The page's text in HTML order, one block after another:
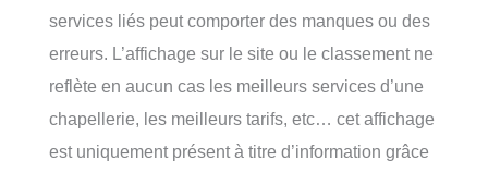
services liés peut comporter des manques ou des
erreurs. L’affichage sur le site ou le classement ne
reflète en aucun cas les meilleurs services d’une
chapellerie, les meilleurs tarifs, etc… cet affichage
est uniquement présent à titre d’information grâce